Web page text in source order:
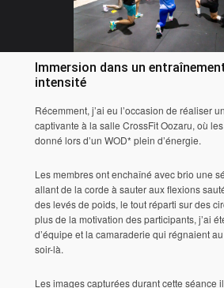
Immersion dans un
intensité
Récemment, j’ai eu l’occasion de réaliser
captivante à la salle CrossFit Oozaru, où
donné lors d’un WOD* plein d’énergie.
Les membres ont enchaîné avec brio une
allant de la corde à sauterauxflexions
deslevés de poids, le tout réparti sur des
plus de la motivation des participants, j’ai
d’équipe et la camaraderie qui régnaient
soir-là.
Les images capturées durant cette séance